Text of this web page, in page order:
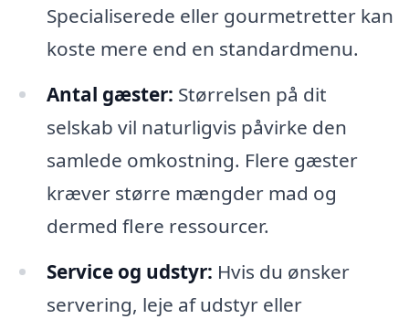
Specialiserede eller gourmetretter kan
koste mere end en standardmenu.
Antal gæster: Størrelsen på dit
selskab vil naturligvis påvirke den
samlede omkostning. Flere gæster
kræver større mængder mad og
dermed flere ressourcer.
Service og udstyr: Hvis du ønsker
servering, leje af udstyr eller